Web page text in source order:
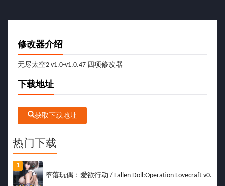
修改器介绍
无尽太空2 v1.0-v1.0.47 四项修改器
下载地址
获取下载地址
热门下载
1
堕落玩偶：爱欲行动 / Fallen Doll:Operation Lovecraft v0.49